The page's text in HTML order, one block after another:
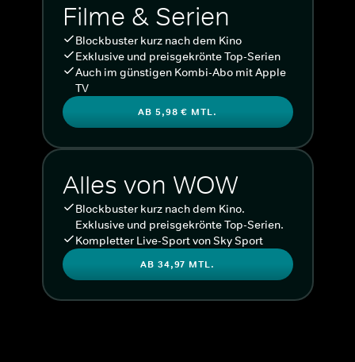
Filme & Serien
Blockbuster kurz nach dem Kino
Exklusive und preisgekrönte Top-Serien
Auch im günstigen Kombi-Abo mit Apple
TV
AB 5,98 € MTL.
Alles von WOW
Blockbuster kurz nach dem Kino.
Exklusive und preisgekrönte Top-Serien.
Kompletter Live-Sport von Sky Sport
AB 34,97 MTL.